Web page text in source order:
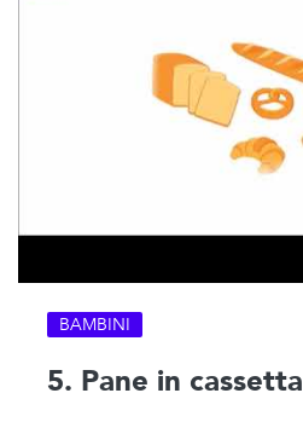
BAMBINI
5. Pane in cassetta